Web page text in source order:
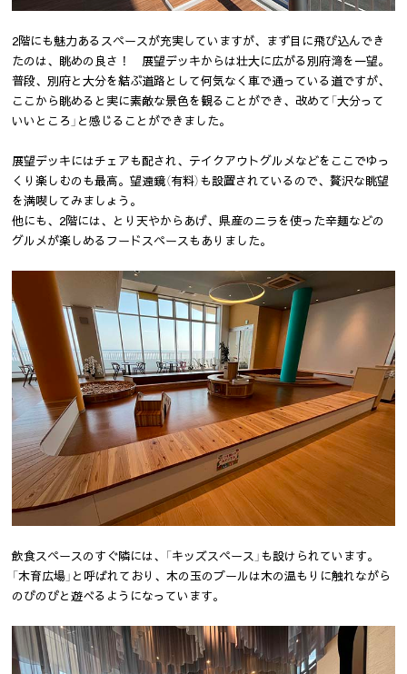
2階にも魅力あるスペースが充実していますが、まず目に飛び込んでき
たのは、眺めの良さ！ 展望デッキからは壮大に広がる別府湾を一望。
普段、別府と大分を結ぶ道路として何気なく車で通っている道ですが、
ここから眺めると実に素敵な景色を観ることができ、改めて「大分って
いいところ」と感じることができました。
展望デッキにはチェアも配され、テイクアウトグルメなどをここでゆっ
くり楽しむのも最高。望遠鏡（有料）も設置されているので、贅沢な眺望
を満喫してみましょう。
他にも、2階には、とり天やからあげ、県産のニラを使った辛麺などの
グルメが楽しめるフードスペースもありました。
飲食スペースのすぐ隣には、「キッズスペース」も設けられています。
「木育広場」と呼ばれており、木の玉のプールは木の温もりに触れながら
のびのびと遊べるようになっています。